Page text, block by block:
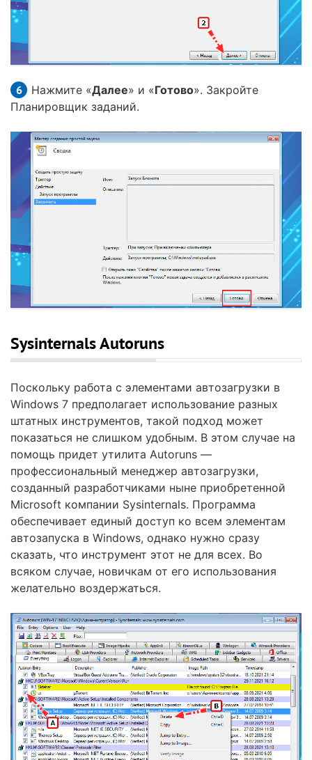
Нажмите «Далее» и «Готово». Закройте
Планировщик заданий.
Sysinternals Autoruns
Поскольку работа с элементами автозагрузки в
Windows 7 предполагает использование разных
штатных инструментов, такой подход может
показаться не слишком удобным. В этом случае на
помощь придет утилита Autoruns —
профессиональный менеджер автозагрузки,
созданный разработчиками ныне приобретенной
Microsoft компании Sysinternals. Программа
обеспечивает единый доступ ко всем элементам
автозапуска в Windows, однако нужно сразу
сказать, что инструмент этот не для всех. Во
всяком случае, новичкам от его использования
желательно воздержаться.